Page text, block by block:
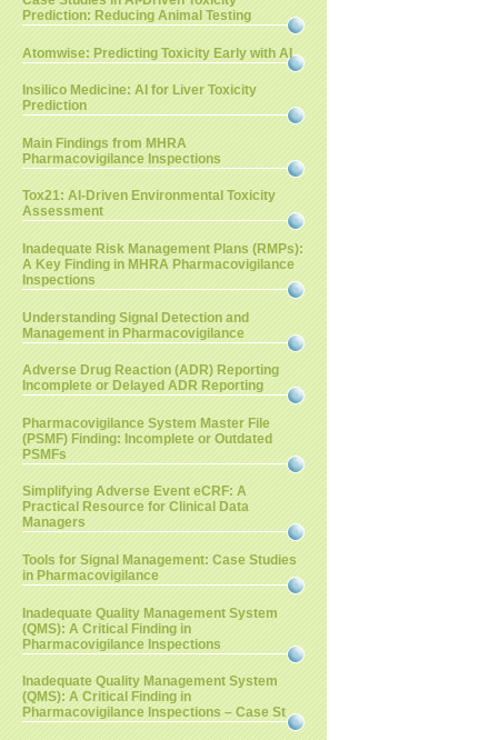
Prediction: Reducing Animal Testing
Atomwise: Predicting Toxicity Early with AI
Insilico Medicine: AI for Liver Toxicity
Prediction
Main Findings from MHRA
Pharmacovigilance Inspections
Tox21: AI-Driven Environmental Toxicity
Assessment
Inadequate Risk Management Plans (RMPs):
A Key Finding in MHRA Pharmacovigilance
Inspections
Understanding Signal Detection and
Management in Pharmacovigilance
Adverse Drug Reaction (ADR) Reporting
Incomplete or Delayed ADR Reporting
Pharmacovigilance System Master File
(PSMF) Finding: Incomplete or Outdated
PSMFs
Simplifying Adverse Event eCRF: A
Practical Resource for Clinical Data
Managers
Tools for Signal Management: Case Studies
in Pharmacovigilance
Inadequate Quality Management System
(QMS): A Critical Finding in
Pharmacovigilance Inspections
Inadequate Quality Management System
(QMS): A Critical Finding in
Pharmacovigilance Inspections – Case St